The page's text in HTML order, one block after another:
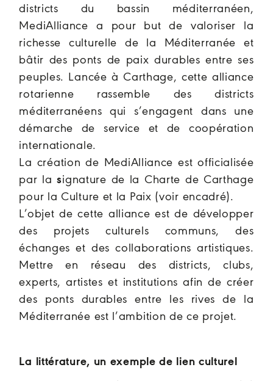
districts du bassin méditerranéen,
MediAlliance a pour but de valoriser la
richesse culturelle de la Méditerranée et
bâtir des ponts de paix durables entre ses
peuples. Lancée à Carthage, cette alliance
rotarienne rassemble des districts
méditerranéens qui s’engagent dans une
démarche de service et de coopération
internationale.
La création de MediAlliance est officialisée
par lasignature de la Charte de Carthage
pour la Culture et la Paix (voir encadré).
L’objet de cette alliance est de développer
des projets culturels communs, des
échanges et des collaborations artistiques.
Mettre en réseau des districts, clubs,
experts, artistes et institutions afin de créer
des ponts durables entre les rives de la
Méditerranée est l’ambition de ce projet.
La littérature, un exemple de lien culturel